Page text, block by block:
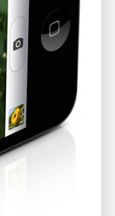
周辺機器